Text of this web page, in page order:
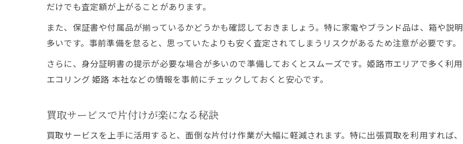
口コミチェックで買取トラブルを未然に防ぐ
お得に進める買取の最新動向と対策
姫路の買取で注目すべき最新トレンド紹介
買取のお得な進め方と姫路での対策を解説
だけでも査定額が上がることがあります。
また、保証書や付属品が揃っているかどうかも確認しておきましょう。特に家電やブランド品は、箱や説
多いです。事前準備を怠ると、思っていたよりも安く査定されてしまうリスクがあるため注意が必要です。
さらに、身分証明書の提示が必要な場合が多いので準備しておくとスムーズです。姫路市エリアで多く利
エコリング 姫路 本社などの情報を事前にチェックしておくと安心です。
買取サービスで片付けが楽になる秘訣
買取サービスを上手に活用すると、面倒な片付け作業が大幅に軽減されます。特に出張買取を利用すれば